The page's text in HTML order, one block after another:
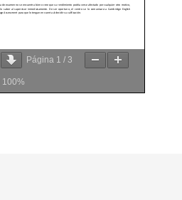
Página 1 / 3
100%